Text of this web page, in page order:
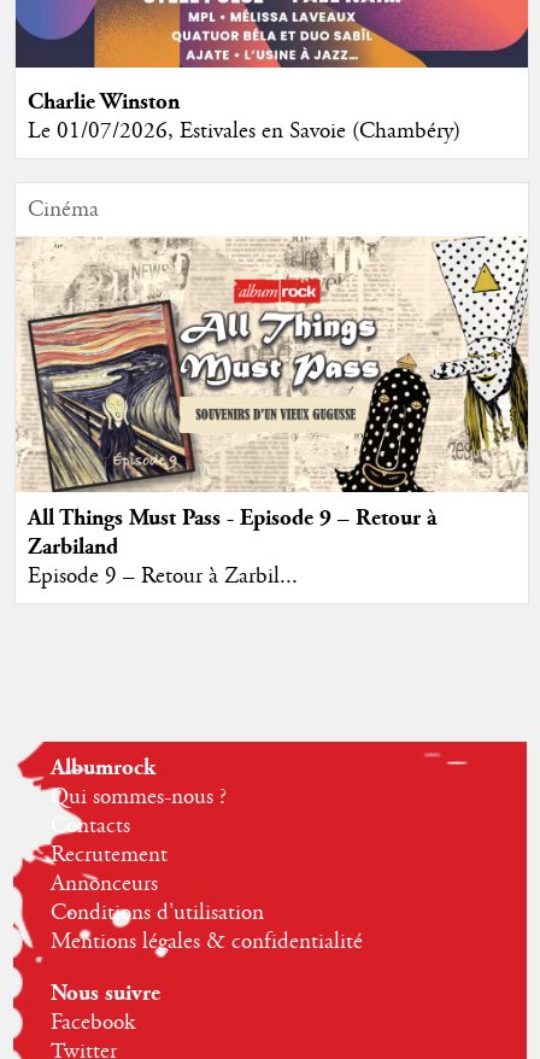
Charlie Winston
Le 01/07/2026, Estivales en Savoie (Chambéry)
Cinéma
All Things Must Pass - Episode 9 – Retour à
Zarbiland
Episode 9 – Retour à Zarbil...
Albumrock
Qui sommes-nous ?
Contacts
Recrutement
Annonceurs
Conditions d'utilisation
Mentions légales & confidentialité
Nous suivre
Facebook
Twitter